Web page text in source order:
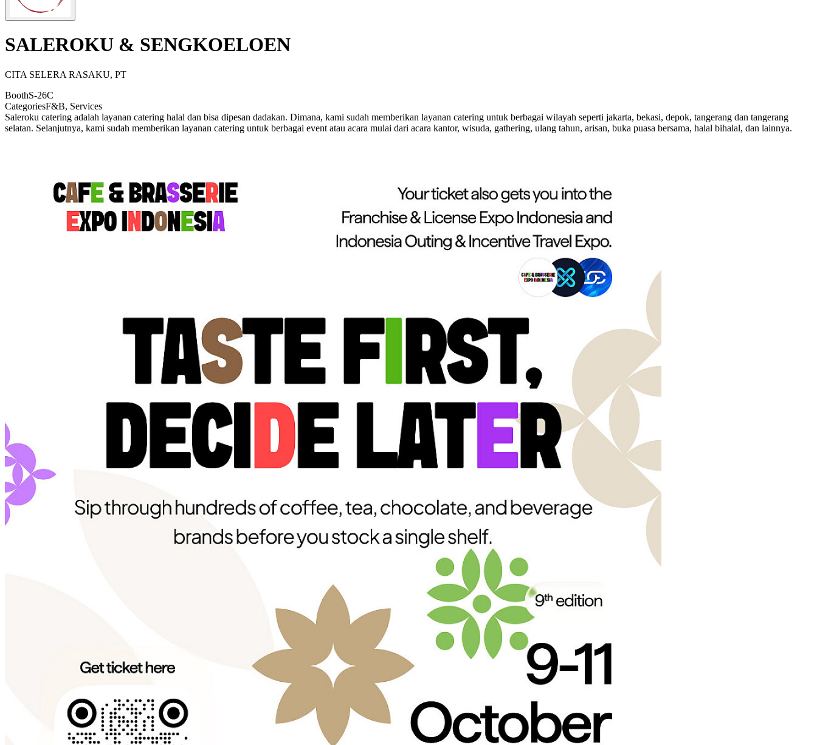
SALEROKU & SENGKOELOEN
CITA SELERA RASAKU, PT
BoothS-26C
CategoriesF&B, Services
Saleroku catering adalah layanan catering halal dan bisa dipesan dadakan. Dimana, kami sudah memberikan layanan catering untuk berbagai wilayah seperti jakarta, bekasi, depok, tangerang dan tangerang
selatan. Selanjutnya, kami sudah memberikan layanan catering untuk berbagai event atau acara mulai dari acara kantor, wisuda, gathering, ulang tahun, arisan, buka puasa bersama, halal bihalal, dan lainnya.